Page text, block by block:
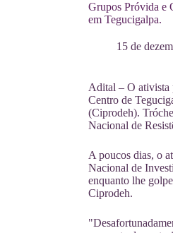
Grupos Próvida e
em Tegucigalpa.
15 de
Adital – O ativista
Centro de
(Ciprodeh).
Nacional de
A poucos dias, o
Nacional de
enquanto lhe
Ciprodeh.